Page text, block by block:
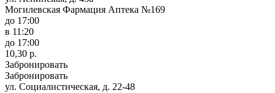
Могилевская Фармация Аптека №169
до 17:00
в 11:20
до 17:00
10,30 р.
Забронировать
Забронировать
ул. Социалистическая, д. 22-48